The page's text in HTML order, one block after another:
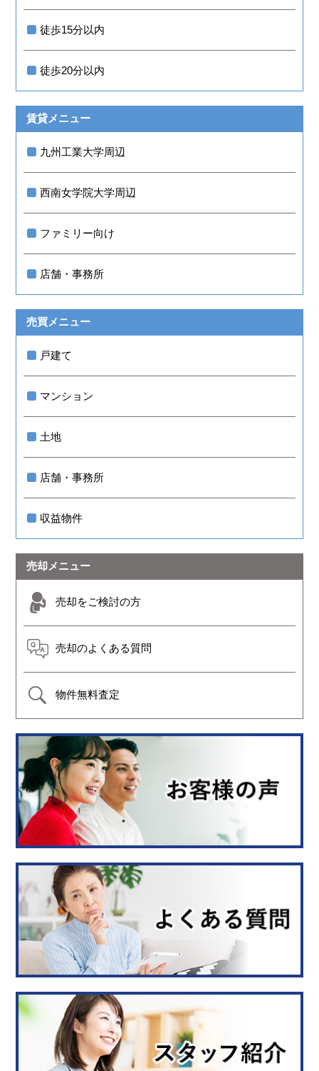
徒歩15分以内
徒歩20分以内
賃貸メニュー
九州工業大学周辺
西南女学院大学周辺
ファミリー向け
店舗・事務所
売買メニュー
戸建て
マンション
土地
店舗・事務所
収益物件
売却メニュー
売却をご検討の方
売却のよくある質問
物件無料査定